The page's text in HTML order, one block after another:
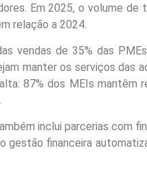
Em 2025, o volume
relação a 2024.
vendas de 35% das
manter os serviços das
87% dos MEIs mantêm
inclui parcerias com
gestão financeira